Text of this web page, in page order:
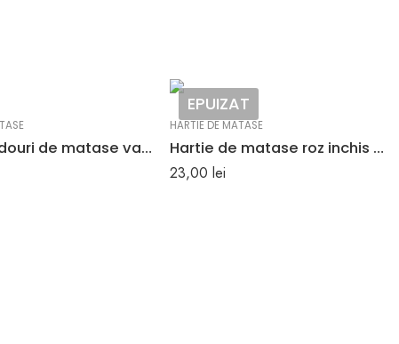
Hartie cadouri de matase vanila ivorie set 24 buc
EPUIZAT
HARTIE DE MATASE
Hartie de matase roz inchis set 24 bucati
23,00 lei